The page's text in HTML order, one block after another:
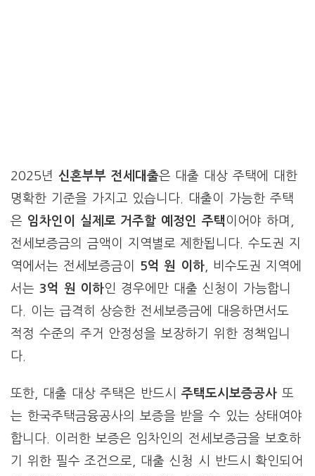
2025년 신혼부부 전세대출은 대출 대상 주택에 대한
명확한 기준을 가지고 있습니다. 대출이 가능한 주택
은 임차인이 실제로 거주할 예정인 주택이어야 하며,
전세보증금의 금액이 지역별로 제한됩니다. 수도권 지
역에서는 전세보증금이
5억 원 이하 , 비수도권 지역에
서는 3억 원 이하인 경우에만 대출 신청이 가능합니
다. 이는 급격히 상승한 전세보증금에 대응하면서도
적정 수준의 주거 안정성을 보장하기 위한 정책입니
다.
또한, 대출 대상 주택은 반드시주택도시보증공사 또
는 한국주택금융공사의 보증을 받을 수 있는 상태여야
합니다. 이러한 보증은 임차인의 전세보증금을 보호하
기 위한 필수 조건으로, 대출 신청 시 반드시 확인되어